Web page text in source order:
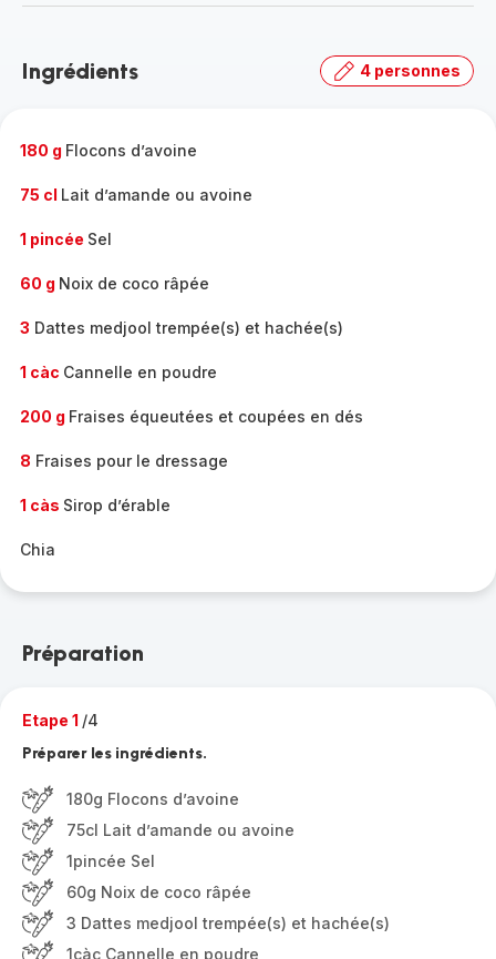
-
gamme
Ingrédients 4 personnes
180 g Flocons d’avoine
75 cl Lait d’amande ou avoine
1 pincée Sel
60 g Noix de coco râpée
3 Dattes medjool trempée(s) et hachée(s)
1 càc Cannelle en poudre
200 g Fraises équeutées et coupées en dés
8 Fraises pour le dressage
1 càs Sirop d’érable
Chia
Préparation
Etape 1 /4
Préparer les ingrédients.
180g Flocons d’avoine
75cl Lait d’amande ou avoine
1pincée Sel
60g Noix de coco râpée
3 Dattes medjool trempée(s) et hachée(s)
1càc Cannelle en poudre